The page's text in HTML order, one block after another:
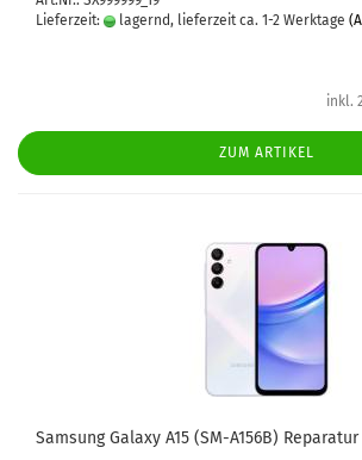
Lieferzeit:
lagernd, lieferzeit ca. 1-2 Werktage
inkl.
ZUM ARTIKEL
Sam­sung Ga­la­xy A15 (SM-​A156B) Re­pa­ra­tur